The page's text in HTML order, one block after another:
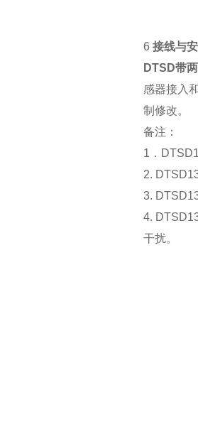
6接线与
DTSD带
感器接入
制修改。
备注：
1．
2.
3.
4.
干扰。